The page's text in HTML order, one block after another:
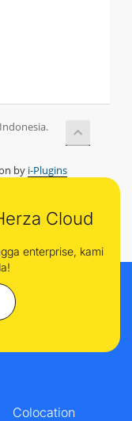
by i-Plugins
Cloud
enterprise, kami
Colocation